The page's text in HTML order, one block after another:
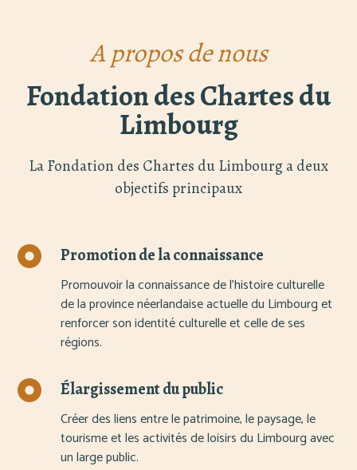
A propos de nous
Fondation des Chartes du
Limbourg
La Fondation des Chartes du Limbourg a deux
objectifs principaux
Promotion de la connaissance
Promouvoir la connaissance de l'histoire culturelle
de la province néerlandaise actuelle du Limbourg et
renforcer son identité culturelle et celle de ses
régions.
Élargissement du public
Créer des liens entre le patrimoine, le paysage, le
tourisme et les activités de loisirs du Limbourg avec
un large public.